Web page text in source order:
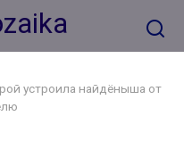
устроила найдёныша от